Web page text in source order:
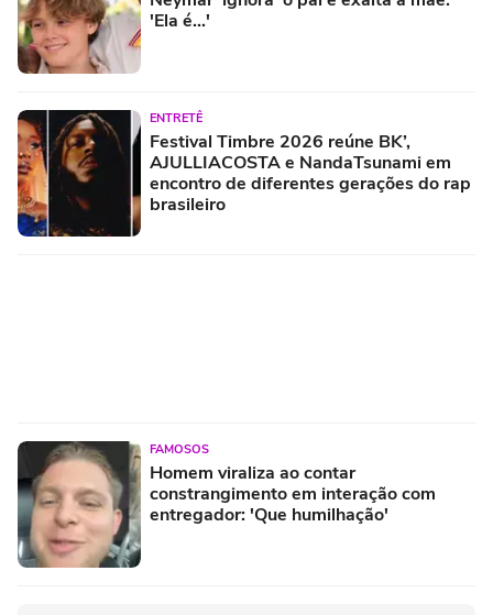
'Ela é...'
ENTRETÊ
Festival Timbre 2026 reúne BK’,
AJULLIACOSTA e NandaTsunami em
encontro de diferentes gerações do rap
brasileiro
FAMOSOS
Homem viraliza ao contar
constrangimento em interação com
entregador: 'Que humilhação'